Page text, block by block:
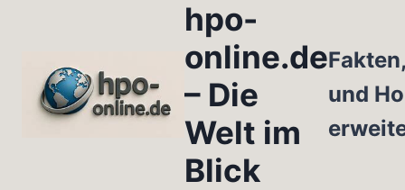
hpo-
online.de
– Die
Welt im
Blick
und